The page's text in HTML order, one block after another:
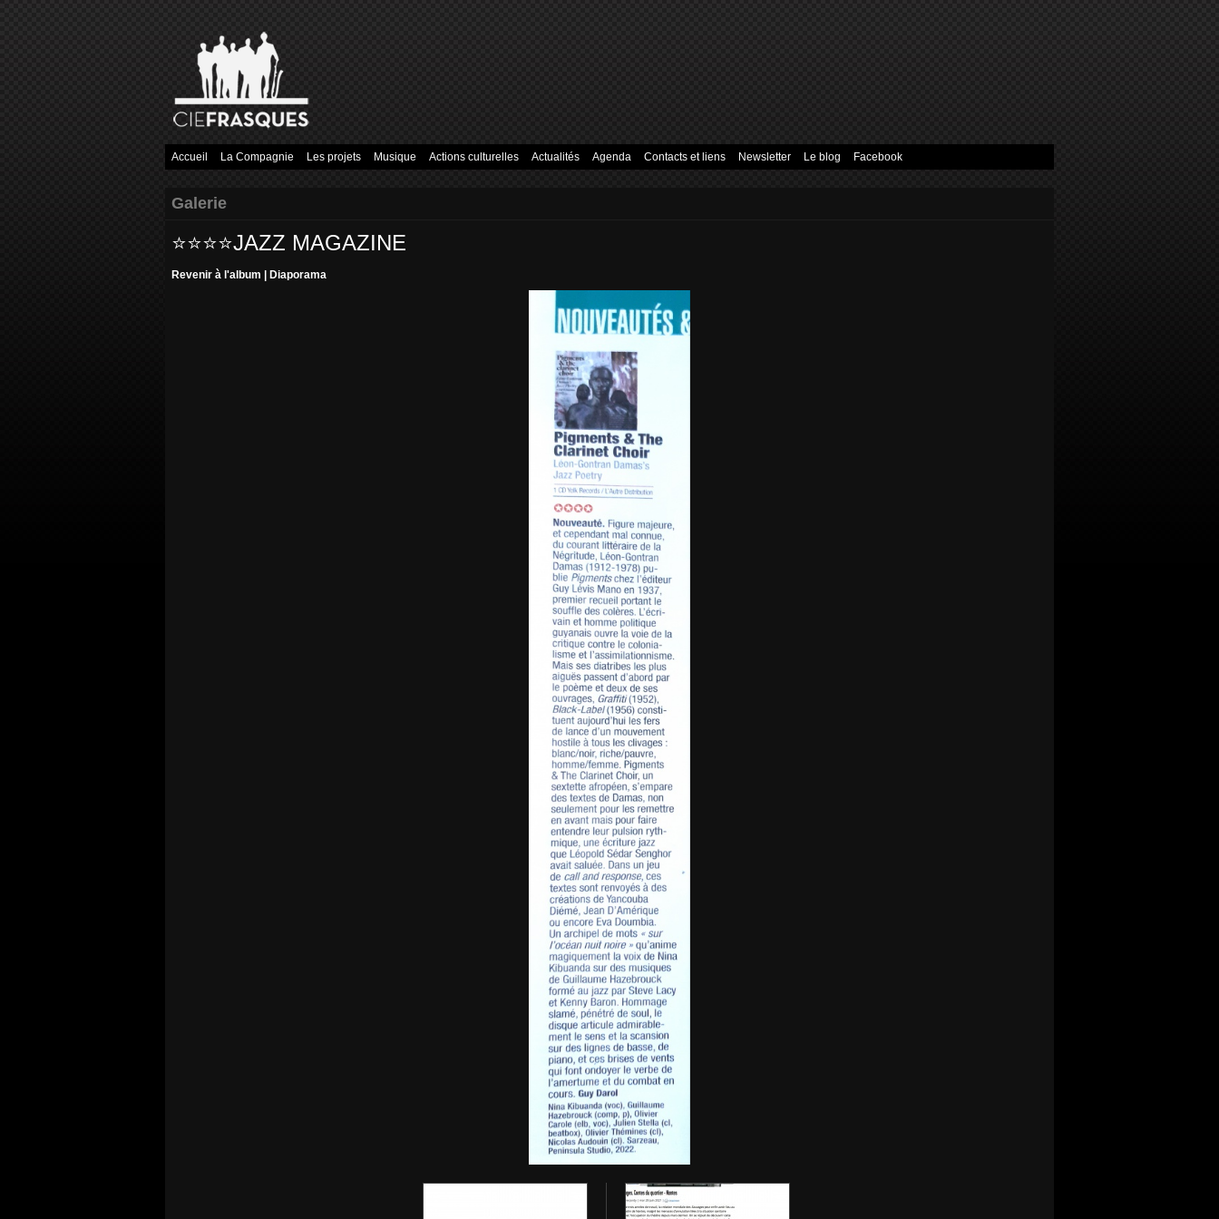
Accueil La Compagnie Les projets Musique Actions culturelles Actualités Agenda Contacts et liens Newsletter Le blog Facebook
Galerie
⭐️⭐️⭐️⭐️JAZZ MAGAZINE
Revenir à l'album Diaporama